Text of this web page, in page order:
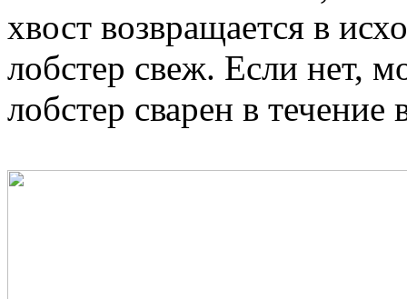
хвост возвращается в
лобстер свеж. Если нет,
лобстер сварен в